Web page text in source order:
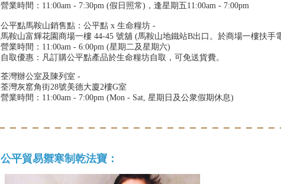
營業時間：11:00am - 7:30pm (假日照常)，逢星期五11:00am - 7:00pm
公平點馬鞍山銷售點：公平點 x 生命糧坊 -
馬鞍山富輝花園商場一樓 44-45 號舖 (馬鞍山地鐵站B出口。於商場一樓扶手
營業時間：11:00am - 6:00pm (星期二及星期六)
自取優惠：凡訂購公平點產品於生命糧坊自取，可免送貨費。
荃灣辦公室及陳列室 -
荃灣灰窰角街28號美德大廈2樓G室
營業時間：11:00am - 7:00pm (Mon - Sat, 星期日及公衆假期休息)
公平貿易禦寒制乾法寶：